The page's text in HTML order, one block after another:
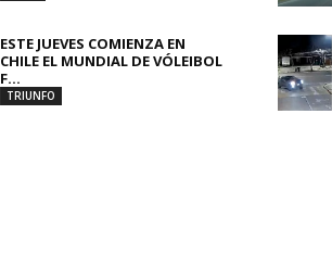
ESTE JUEVES COMIENZA EN
CHILE EL MUNDIAL DE VÓLEIBOL
F...
TRIUNFO